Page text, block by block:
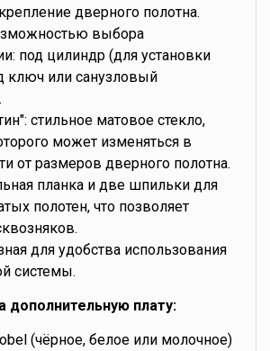
дверного полотна.
выбора
под цилиндр (для установки
ключ или санузловый
стильное матовое стекло,
может изменяться в
от размеров дверного полотна.
планка и две шпильки для
полотен, что позволяет
для удобства использования
системы.
дополнительную плату:
(чёрное, белое или молочное)